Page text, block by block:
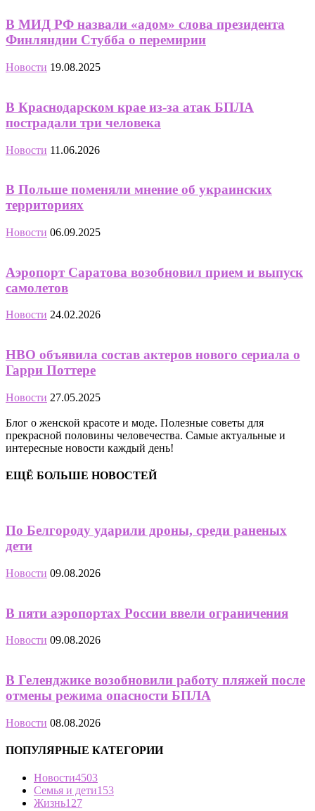
В МИД РФ назвали «адом» слова президента
Финляндии Стубба о перемирии
Новости 19.08.2025
В Краснодарском крае из-за атак БПЛА
пострадали три человека
Новости 11.06.2026
В Польше поменяли мнение об украинских
территориях
Новости 06.09.2025
Аэропорт Саратова возобновил прием и выпуск
самолетов
Новости 24.02.2026
HBO объявила состав актеров нового сериала о
Гарри Поттере
Новости 27.05.2025
Блог о женской красоте и моде. Полезные советы для
прекрасной половины человечества. Самые актуальные и
интересные новости каждый день!
ЕЩЁ БОЛЬШЕ НОВОСТЕЙ
По Белгороду ударили дроны, среди раненых
дети
Новости 09.08.2026
В пяти аэропортах России ввели ограничения
Новости 09.08.2026
В Геленджике возобновили работу пляжей после
отмены режима опасности БПЛА
Новости 08.08.2026
ПОПУЛЯРНЫЕ КАТЕГОРИИ
Новости4503
Семья и дети153
Жизнь127